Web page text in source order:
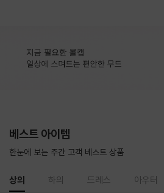
베스트 아이템
한눈에 보는 주간 고객 베스트 상품
상의 하의 드레스 아우터